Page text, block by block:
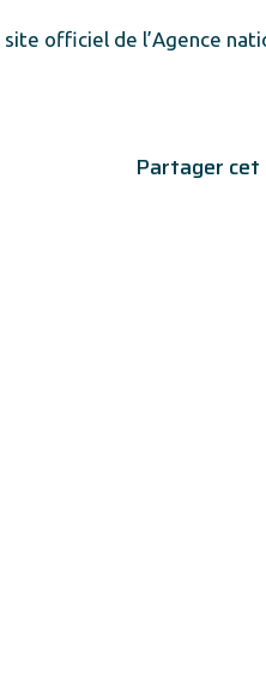
site officiel de l’Agence
Partager